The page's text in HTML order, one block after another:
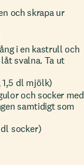
och skrapa ur
i en kastrull och
svalna. Ta ut
dl mjölk)
och socker med
samtidigt som
socker)